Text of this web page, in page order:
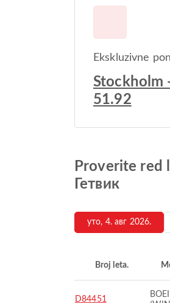
Ekskluzivne
Stockholm
51.92
Proverite
Гетвик
уто, 4. авг 2026.
Broj leta.
D84451